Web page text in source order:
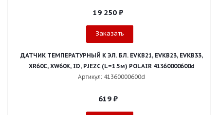
19 250₽
Заказать
ДАТЧИК ТЕМПЕРАТУРНЫЙ К ЭЛ. БЛ. EVKB21, EVKB23, EVKB33,
XR60C, XW60K, ID, PJEZC (L=1.5м) POLAIR 41360000600d
Артикул: 41360000600d
619₽